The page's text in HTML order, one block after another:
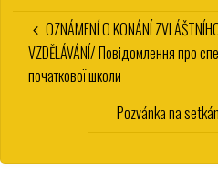
OZNÁMENÍ O KONÁNÍ
VZDĚLÁVÁNÍ/ Повідомлення про
початкової школи
Pozvánka na